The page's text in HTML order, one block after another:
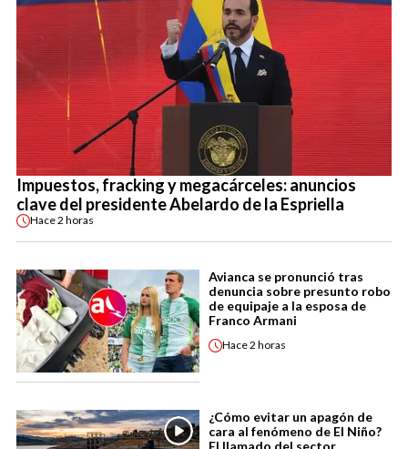
Impuestos, fracking y megacárceles: anuncios
clave del presidente Abelardo de la Espriella
Hace2 horas
Avianca se pronunció tras
denuncia sobre presunto robo
de equipaje a la esposa de
Franco Armani
Hace2 horas
¿Cómo evitar un apagón de
cara al fenómeno de El Niño?
El llamado del sector